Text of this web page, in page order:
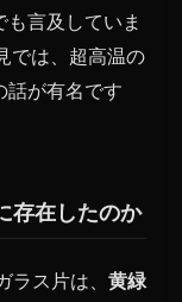
も言及していま
では、超高温の
話が有名です
存在したのか
ス片は、 黄緑